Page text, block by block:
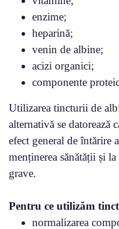
enzime;
heparină;
venin de albine;
acizi organici;
componente
Utilizarea tincturii de
alternativă se datorează
efect general de întărire
menținerea sănătății și
grave.
Pentru ce utilizăm
normalizarea